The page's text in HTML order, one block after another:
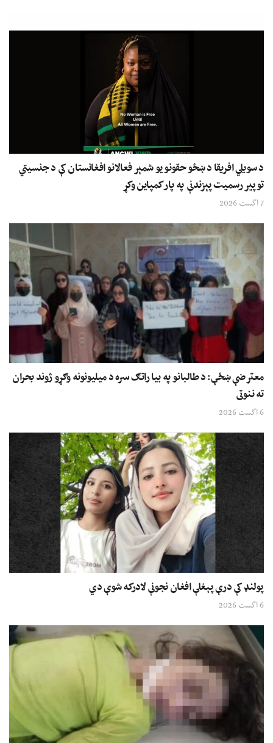
د سویلي افریقا د ښځو حقونو یو شمېر فعالانو افغانستان کې د جنسیتي
توپیر رسمیت پېزندنې په پار کمپاین وکړ
7 اگست 2026
معترضې ښځې: د طالبانو په بیا راتګ سره د میلیونونه وګړو ژوند بحران
ته ننوتی
6 اگست 2026
پولنډ کې درې پېغلې افغان نجونې لادرکه شوې دي
6 اگست 2026